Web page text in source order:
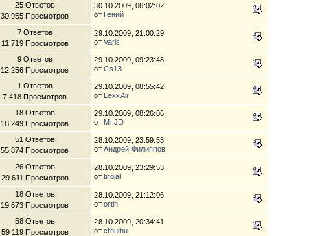
25 Ответов
30 955 Просмотров
30.10.2009, 06:02:02
от Гений
7 Ответов
11 719 Просмотров
29.10.2009, 21:00:29
отVaris
9 Ответов
12 256 Просмотров
29.10.2009, 09:23:48
отCs13
1 Ответов
7 418 Просмотров
29.10.2009, 08:55:42
от LexxAir
18 Ответов
18 249 Просмотров
29.10.2009, 08:26:06
от Mr.JD
51 Ответов
55 874 Просмотров
28.10.2009, 23:59:53
отАндрей Филиппов
26 Ответов
29 611 Просмотров
28.10.2009, 23:29:53
отtirojal
18 Ответов
19 673 Просмотров
28.10.2009, 21:12:06
отortin
58 Ответов
59 119 Просмотров
28.10.2009, 20:34:41
отcthulhu